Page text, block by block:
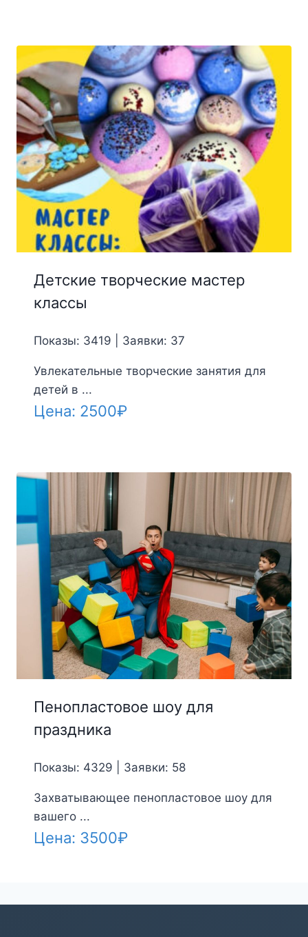
Детские творческие мастер
классы
Показы: 3419 | Заявки: 37
Увлекательные творческие занятия для
детей в ...
Цена: 2500₽
Пенопластовое шоу для
праздника
Показы: 4329 | Заявки: 58
Захватывающее пенопластовое шоу для
вашего ...
Цена: 3500₽